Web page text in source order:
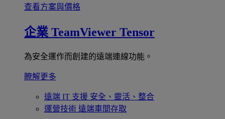
查看方案與價格
企業 TeamViewer Tensor
為安全運作而創建的遠端連線功能。
瞭解更多
遠端 IT 支援 安全、靈活、整合
運營技術 遠端車間存取